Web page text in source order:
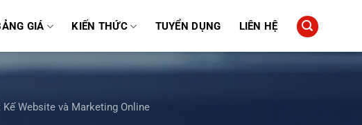
GIÁ KIẾN THỨC TUYỂN DỤNG LIÊN HỆ
Website và Marketing Online